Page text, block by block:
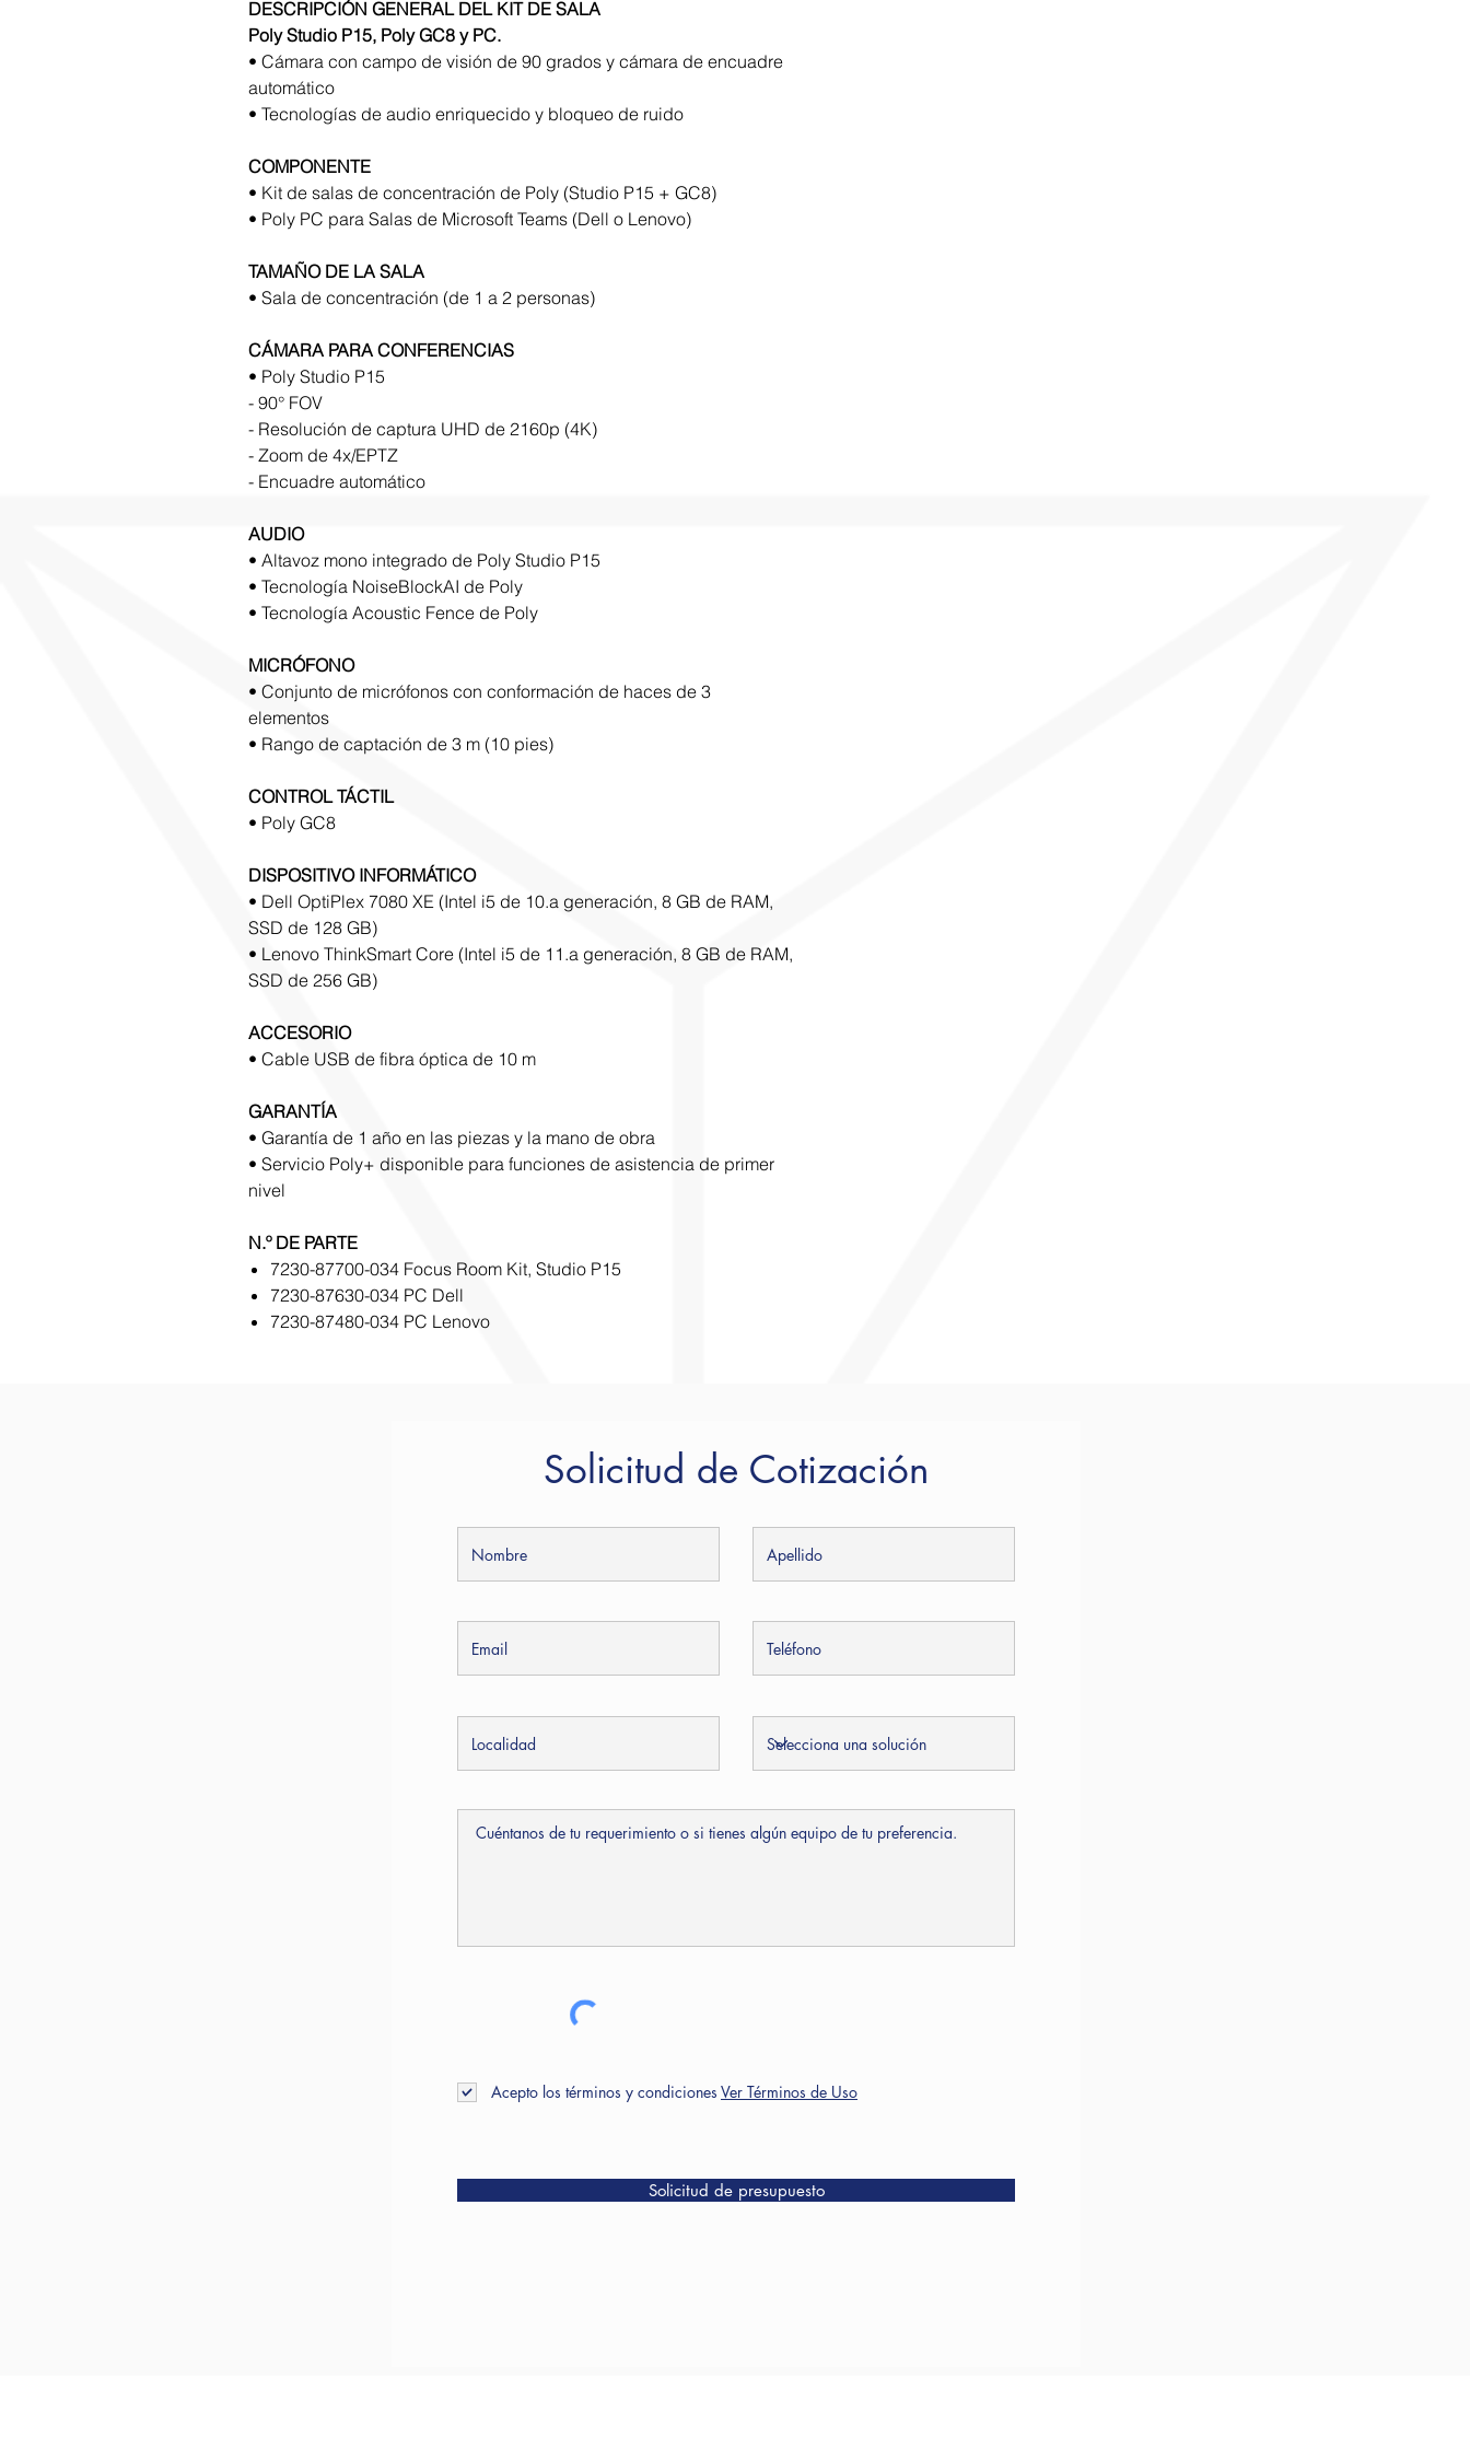
DESCRIPCIÓN GENERAL DEL KIT DE SALA
Poly Studio P15, Poly GC8 y PC.
• Cámara con campo de visión de 90 grados y cámara de encuadre
automático
• Tecnologías de audio enriquecido y bloqueo de ruido
COMPONENTE
• Kit de salas de concentración de Poly (Studio P15 + GC8)
• Poly PC para Salas de Microsoft Teams (Dell o Lenovo)
TAMAÑO DE LA SALA
• Sala de concentración (de 1 a 2 personas)
CÁMARA PARA CONFERENCIAS
• Poly Studio P15
- 90° FOV
- Resolución de captura UHD de 2160p (4K)
- Zoom de 4x/EPTZ
- Encuadre automático
AUDIO
• Altavoz mono integrado de Poly Studio P15
• Tecnología NoiseBlockAI de Poly
• Tecnología Acoustic Fence de Poly
MICRÓFONO
• Conjunto de micrófonos con conformación de haces de 3
elementos
• Rango de captación de 3 m (10 pies)
CONTROL TÁCTIL
• Poly GC8
DISPOSITIVO INFORMÁTICO
• Dell OptiPlex 7080 XE (Intel i5 de 10.a generación, 8 GB de RAM,
SSD de 128 GB)
• Lenovo ThinkSmart Core (Intel i5 de 11.a generación, 8 GB de RAM,
SSD de 256 GB)
ACCESORIO
• Cable USB de fibra óptica de 10 m
GARANTÍA
• Garantía de 1 año en las piezas y la mano de obra
• Servicio Poly+ disponible para funciones de asistencia de primer
nivel
N.º DE PARTE
7230-87700-034 Focus Room Kit, Studio P15
7230-87630-034 PC Dell
7230-87480-034 PC Lenovo
Solicitud de Cotización
Acepto los términos y condiciones Ver Términos de Uso
Solicitud de presupuesto